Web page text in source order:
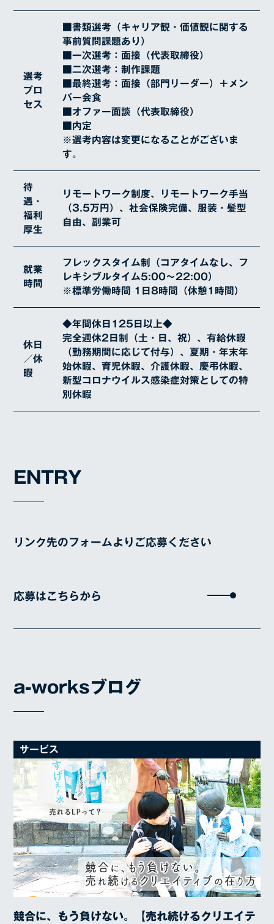
選考
プロ
セス
■書類選考（キャリア観・価値観に関する
事前質問課題あり）
■一次選考：面接（代表取締役）
■二次選考：制作課題
■最終選考：面接（部門リーダー）＋メン
バー会食
■オファー面談（代表取締役）
■内定
※選考内容は変更になることがございま
す。
待
遇・
福利
厚生
リモートワーク制度、リモートワーク手当
（3.5万円）、社会保険完備、服装・髪型
自由、副業可
就業
時間
フレックスタイム制（コアタイムなし、フ
レキシブルタイム5:00～22:00）
※標準労働時間 1日8時間（休憩1時間）
休日
／休
暇
◆年間休日125日以上◆
完全週休2日制（土・日、祝）、有給休暇
（勤務期間に応じて付与）、夏期・年末年
始休暇、育児休暇、介護休暇、慶弔休暇、
新型コロナウイルス感染症対策としての特
別休暇
ENTRY
リンク先のフォームよりご応募ください
応募はこちらから
a-worksブログ
サービス
競合に、もう負けない。【売れ続けるクリエイテ
SERVICE
REASON
RECRUIT
COMPANY
代表メッセージ
経営理念
経営方針